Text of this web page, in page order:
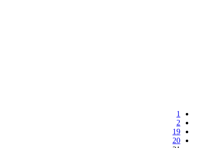
1
2
19
20